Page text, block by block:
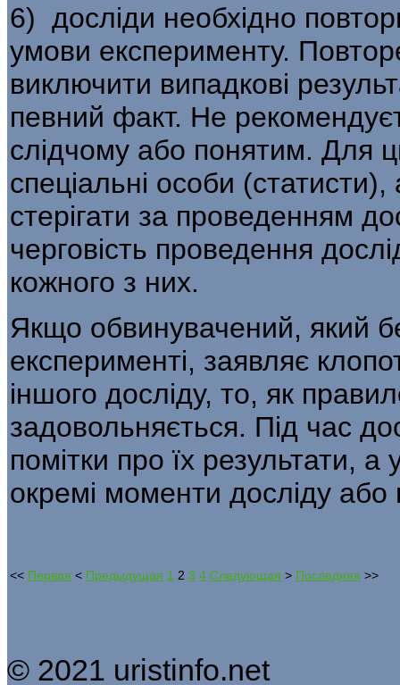
6) досліди необхідно
умови експерименту.
виключити випадкові
певний факт. Не
слідчому або понятим. Для
спеціальні особи
стерігати за проведенням
черговість про­ведення
кожного з них.
Якщо обвинувачений, який
експерименті, заявляє
іншого досліду, то, як
задовольняється. Під час
помітки про їх результати,
окремі моменти досліду
<< Первая < Предыдущая 1 2 3 4 Следующая > Последняя >>
© 2021 uristinfo.net